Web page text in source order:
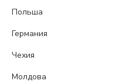
Польша
Германия
Чехия
Молдова